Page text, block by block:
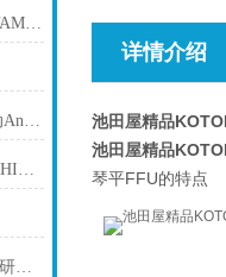
今日分享现货PS-4018 SUGIYAMA杉山电机PS-40XX系列传感器头
池田屋精品！菅原研究所 自动Anderon单轴式轴承检测仪 参数介绍
CLD-8020化学发光检测仪NICHIRI日理
池田屋精品！石川式自动研钵研杵 16ZD/18ZD 真空型 参数介绍
详情介绍
池田屋精品
池田屋精品
琴平FFU的特点